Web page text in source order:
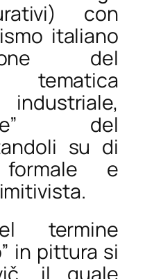
con
italiano
del
tematica
del
su di
e
termine
in pittura si